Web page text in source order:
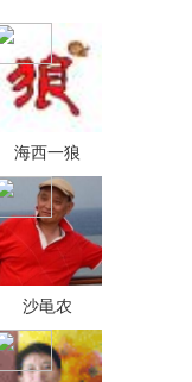
海西一狼
沙黾农